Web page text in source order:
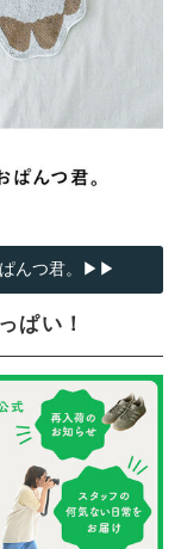
ぱんつ君。▶▶
ぱい！